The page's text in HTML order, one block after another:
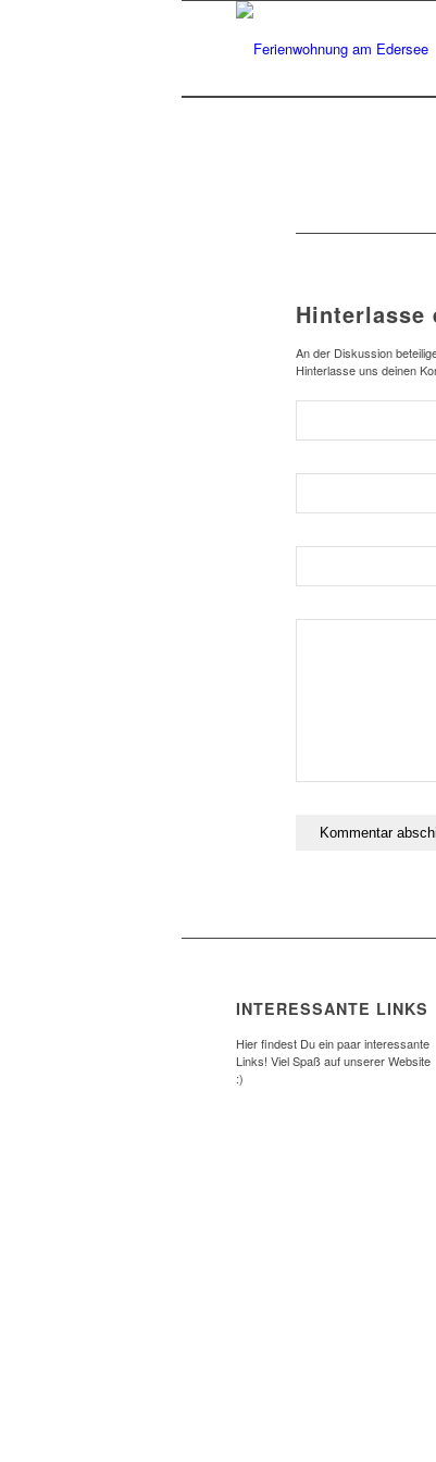
Hinterlasse
An der Diskussion
Hinterlasse uns deinen
INTERESSANTE LINKS
Hier findest Du ein paar interessante
Links! Viel Spaß auf unserer Website
:)